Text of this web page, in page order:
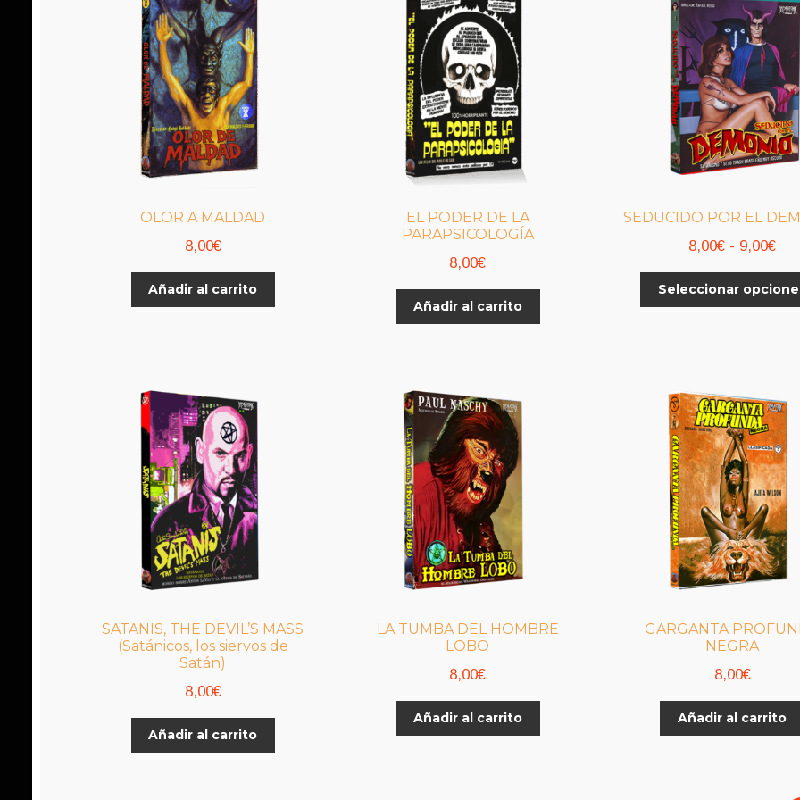
OLOR A MALDAD
8,00€
Añadir al carrito
EL PODER DE LA
PARAPSICOLOGÍA
8,00€
Añadir al carrito
SEDUCIDO POR EL
8,00€ - 9,00€
de
Seleccionar
SATANIS, THE DEVIL’S MASS
(Satánicos, los siervos de
Satán)
8,00€
Añadir al carrito
LA TUMBA DEL HOMBRE
LOBO
8,00€
Añadir al carrito
GARGANTA
NEGRA
8,00€
Añadir al carrito